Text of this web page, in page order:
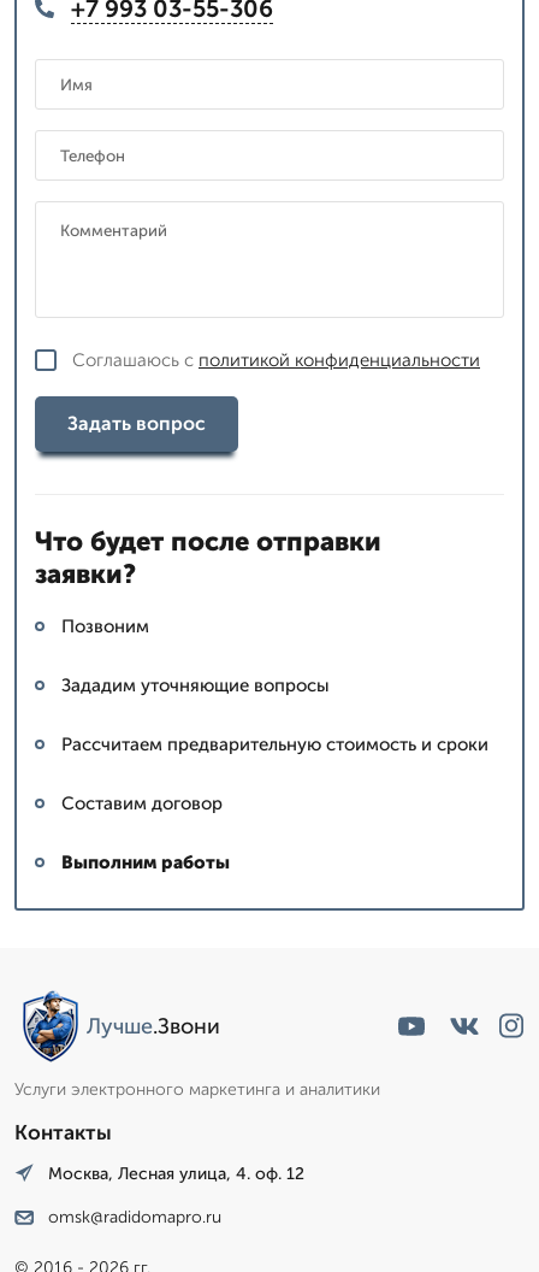
+7 993 03-55-306
Соглашаюсь с политикой конфиденциальности
Задать вопрос
Что будет после отправки
заявки?
Позвоним
Зададим уточняющие вопросы
Рассчитаем предварительную стоимость и сроки
Составим договор
Выполним работы
Лучше.Звони
Услуги электронного маркетинга и аналитики
Контакты
Москва, Лесная улица, 4. оф. 12
omsk@radidomapro.ru